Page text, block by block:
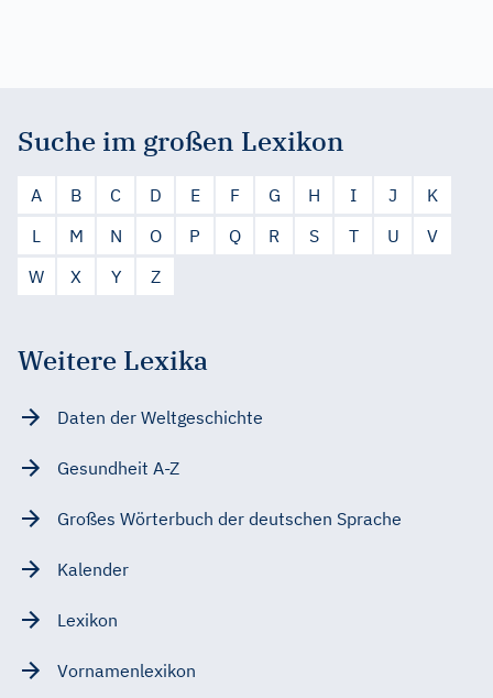
Suche im großen Lexikon
A B C D E F G H I J
K
L
M N O P Q R S T U
V
W
X Y Z
Weitere Lexika
Daten der Weltgeschichte
Gesundheit A-Z
Großes Wörterbuch der deutschen Sprache
Kalender
Lexikon
Vornamenlexikon